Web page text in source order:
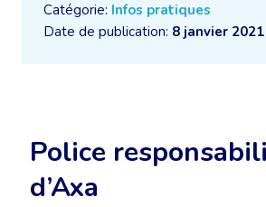
Catégorie: Infos pratiques
Date de publication: 8 janvier 2021
Police
d’Axa